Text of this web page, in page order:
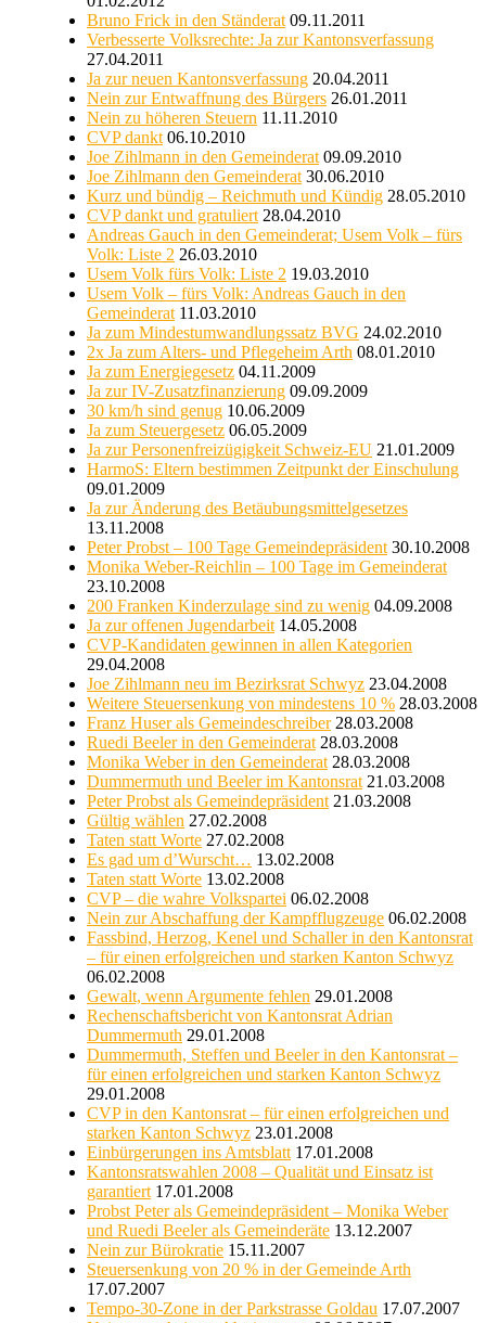
Bruno Frick in den Ständerat 09.11.2011
Verbesserte Volksrechte: Ja zur Kantonsverfassung
27.04.2011
Ja zur neuen Kantonsverfassung 20.04.2011
Nein zur Entwaffnung des Bürgers 26.01.2011
Nein zu höheren Steuern 11.11.2010
CVP dankt 06.10.2010
Joe Zihlmann in den Gemeinderat 09.09.2010
Joe Zihlmann den Gemeinderat 30.06.2010
Kurz und bündig – Reichmuth und Kündig 28.05.2010
CVP dankt und gratuliert 28.04.2010
Andreas Gauch in den Gemeinderat; Usem Volk – fürs
Volk: Liste 2 26.03.2010
Usem Volk fürs Volk: Liste 2 19.03.2010
Usem Volk – fürs Volk: Andreas Gauch in den
Gemeinderat 11.03.2010
Ja zum Mindestumwandlungssatz BVG 24.02.2010
2x Ja zum Alters- und Pflegeheim Arth 08.01.2010
Ja zum Energiegesetz 04.11.2009
Ja zur IV-Zusatzfinanzierung 09.09.2009
30 km/h sind genug 10.06.2009
Ja zum Steuergesetz 06.05.2009
Ja zur Personenfreizügigkeit Schweiz-EU 21.01.2009
HarmoS: Eltern bestimmen Zeitpunkt der Einschulung
09.01.2009
Ja zur Änderung des Betäubungsmittelgesetzes
13.11.2008
Peter Probst – 100 Tage Gemeindepräsident 30.10.2008
Monika Weber-Reichlin – 100 Tage im Gemeinderat
23.10.2008
200 Franken Kinderzulage sind zu wenig 04.09.2008
Ja zur offenen Jugendarbeit 14.05.2008
CVP-Kandidaten gewinnen in allen Kategorien
29.04.2008
Joe Zihlmann neu im Bezirksrat Schwyz 23.04.2008
Weitere Steuersenkung von mindestens 10 % 28.03.2008
Franz Huser als Gemeindeschreiber 28.03.2008
Ruedi Beeler in den Gemeinderat 28.03.2008
Monika Weber in den Gemeinderat 28.03.2008
Dummermuth und Beeler im Kantonsrat 21.03.2008
Peter Probst als Gemeindepräsident 21.03.2008
Gültig wählen 27.02.2008
Taten statt Worte 27.02.2008
Es gad um d’Wurscht… 13.02.2008
Taten statt Worte 13.02.2008
CVP – die wahre Volkspartei 06.02.2008
Nein zur Abschaffung der Kampfflugzeuge 06.02.2008
Fassbind, Herzog, Kenel und Schaller in den Kantonsrat
– für einen erfolgreichen und starken Kanton Schwyz
06.02.2008
Gewalt, wenn Argumente fehlen 29.01.2008
Rechenschaftsbericht von Kantonsrat Adrian
Dummermuth 29.01.2008
Dummermuth, Steffen und Beeler in den Kantonsrat –
für einen erfolgreichen und starken Kanton Schwyz
29.01.2008
CVP in den Kantonsrat – für einen erfolgreichen und
starken Kanton Schwyz 23.01.2008
Einbürgerungen ins Amtsblatt 17.01.2008
Kantonsratswahlen 2008 – Qualität und Einsatz ist
garantiert 17.01.2008
Probst Peter als Gemeindepräsident – Monika Weber
und Ruedi Beeler als Gemeinderäte 13.12.2007
Nein zur Bürokratie 15.11.2007
Steuersenkung von 20 % in der Gemeinde Arth
17.07.2007
Tempo-30-Zone in der Parkstrasse Goldau 17.07.2007